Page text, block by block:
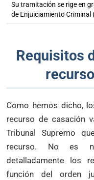
Su tramitación se rige en
de Enjuiciamiento Criminal
Requisitos
Como hemos dicho,
recurso de casación
Tribunal Supremo
recurso. No es
detalladamente los
función del orden